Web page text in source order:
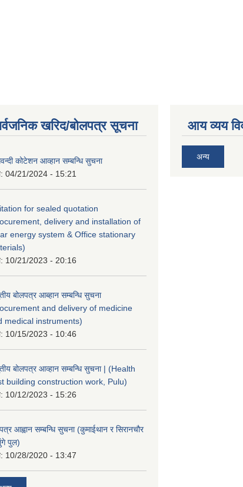
खरिद/बोलपत्र सूचना
कोटेशन आव्हान सम्बन्धि सुचना
04/21/2024 - 15:21
for sealed quotation
delivery and installation of
energy system & Office stationary
10/21/2023 - 20:16
बोलपत्र आब्हान सम्बन्धि सुचना
and delivery of medicine
medical instruments)
10/15/2023 - 10:46
बोलपत्र आव्हान सम्बन्धि सुचना | (Health
building construction work, Pulu)
10/12/2023 - 15:26
आह्वान सम्बन्धि सुचना (कुमाईथान र सिरानचौर
पुल)
10/28/2020 - 13:47
आय व्यय
अन्य